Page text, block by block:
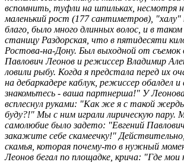
вспомнить, туфли на шпильках, несмотря
маленький рост (177 сантиметров), "халу"
благо, было много длинных волос, и в таком
станицу Раздорская, что в пятидесяти
Ростова-на-Дону. Был выходной от съемок
Павлович Леонов и режиссер Владимир
ловили рыбу. Когда я предстала перед их
на дебаркадере каблук, режиссер обалдел
знакомьтесь - ваша партнерша!" У
всплеснул руками: "Как же я с такой
буду?!" Мы с ним играли лирическую пару.
самолюбие было задето: "Евгений
закажите себе скамеечку!"
скамья, которая почему-то в нужный
Леонов бегал по площадке, крича: "Где